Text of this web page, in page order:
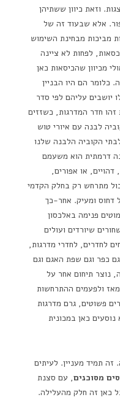
וזאת כיוון ששתיהן
אלא שבעוד זה של
מביכות מבחינת השימוש
לפחות לא ציינה
מכיוון שהכיסאות כאן
כלומר הם היו הבניין
יושבים עליהם לפי סדר
זהו חדר המדרגות, כשזזים
לבנה עם איורי טוש
הקוביה הלבנה שלנו
דרמתית הוא משעמם
או אפורים,
מתרחש רק בחלק הקדמי
ומעיק. אחר-כך
פנימה באלכסון
שיורדים ועולים
לחדרים, לחדרי מדרגות,
כפר וגם שפת האגם וגם
נוצר תיחום אחר על
ולפעמים ההתרחשות
פשוטים, גרם מדרגות
כאן במכונית
זה תמיד מעניין. לעיתים
מסוכנים, עם סצנת
כאן זה חלק מהעלילה.